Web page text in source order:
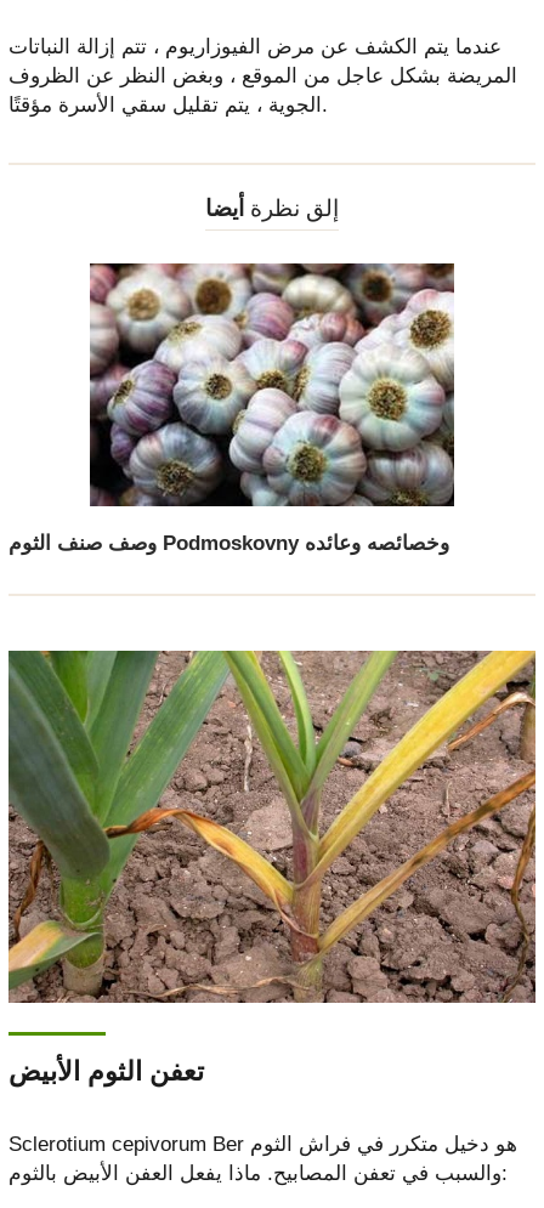
عندما يتم الكشف عن مرض الفيوزاريوم ، تتم إزالة النباتات
المريضة بشكل عاجل من الموقع ، وبغض النظر عن الظروف
الجوية ، يتم تقليل سقي الأسرة مؤقتًا.
إلق نظرة أيضا
وصف صنف الثوم Podmoskovny وخصائصه وعائده
تعفن الثوم الأبيض
Sclerotium cepivorum Ber هو دخيل متكرر في فراش الثوم
والسبب في تعفن المصابيح. ماذا يفعل العفن الأبيض بالثوم: